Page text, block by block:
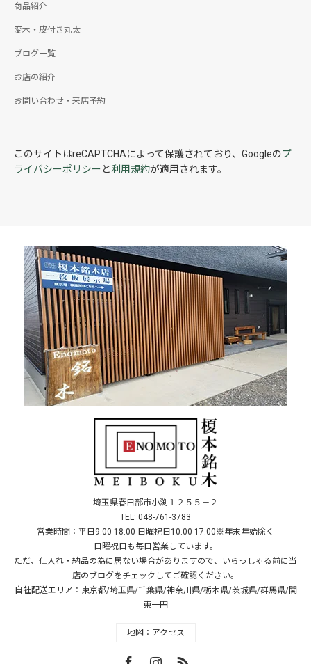
商品紹介
変木・皮付き丸太
ブログ一覧
お店の紹介
お問い合わせ・来店予約
このサイトはreCAPTCHAによって保護されており、Googleのプ
ライバシーポリシーと利用規約が適用されます。
埼玉県春日部市小渕１２５５－２
TEL: 048-761-3783
営業時間：平日9:00-18:00 日曜祝日10:00-17:00※年末年始除く
日曜祝日も毎日営業しています。
ただ、仕入れ・納品の為に居ない場合がありますので、いらっしゃる前に当
店のブログをチェックしてご確認ください。
自社配送エリア：東京都/埼玉県/千葉県/神奈川県/栃木県/茨城県/群馬県/関
東一円
地図：アクセス